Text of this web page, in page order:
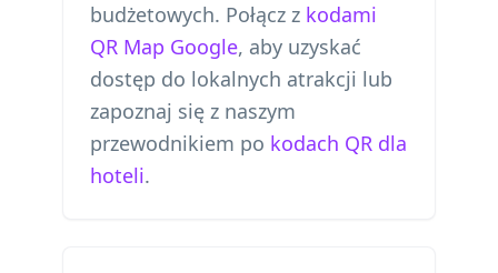
budżetowych. Połącz z kodami
QR Map Google, aby uzyskać
dostęp do lokalnych atrakcji lub
zapoznaj się z naszym
przewodnikiem po kodach QR dla
hoteli.